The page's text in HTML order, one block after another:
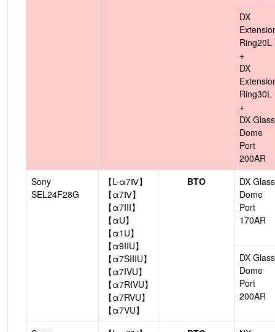
DX
Ring20L
+
DX
Ring30L
+
DX Glass
Dome
Port
200AR
Sony
SEL24F28G
【L-α7Ⅳ】
【α7Ⅳ】
【α7III】
【αU】
【α1U】
【α9IIU】
【α7SIIIU】
【α7IVU】
【α7RIVU】
【α7RVU】
【α7VU】
BTO
DX Glass
Dome
Port
170AR
DX Glass
Dome
Port
200AR